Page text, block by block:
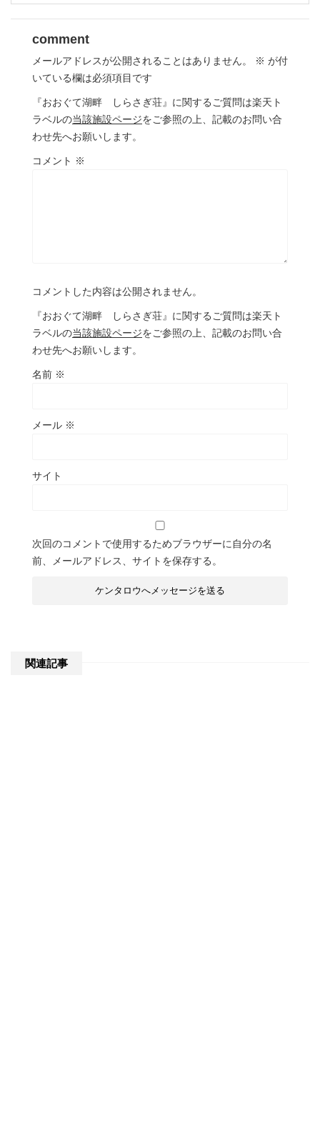
comment
メールアドレスが公開されることはありません。 ※ が付
いている欄は必須項目です
『おおぐて湖畔 しらさぎ荘』に関するご質問は楽天ト
ラベルの当該施設ページをご参照の上、記載のお問い合
わせ先へお願いします。
コメント ※
コメントした内容は公開されません。
『おおぐて湖畔 しらさぎ荘』に関するご質問は楽天ト
ラベルの当該施設ページをご参照の上、記載のお問い合
わせ先へお願いします。
名前 ※
メール ※
サイト
次回のコメントで使用するためブラウザーに自分の名
前、メールアドレス、サイトを保存する。
関連記事